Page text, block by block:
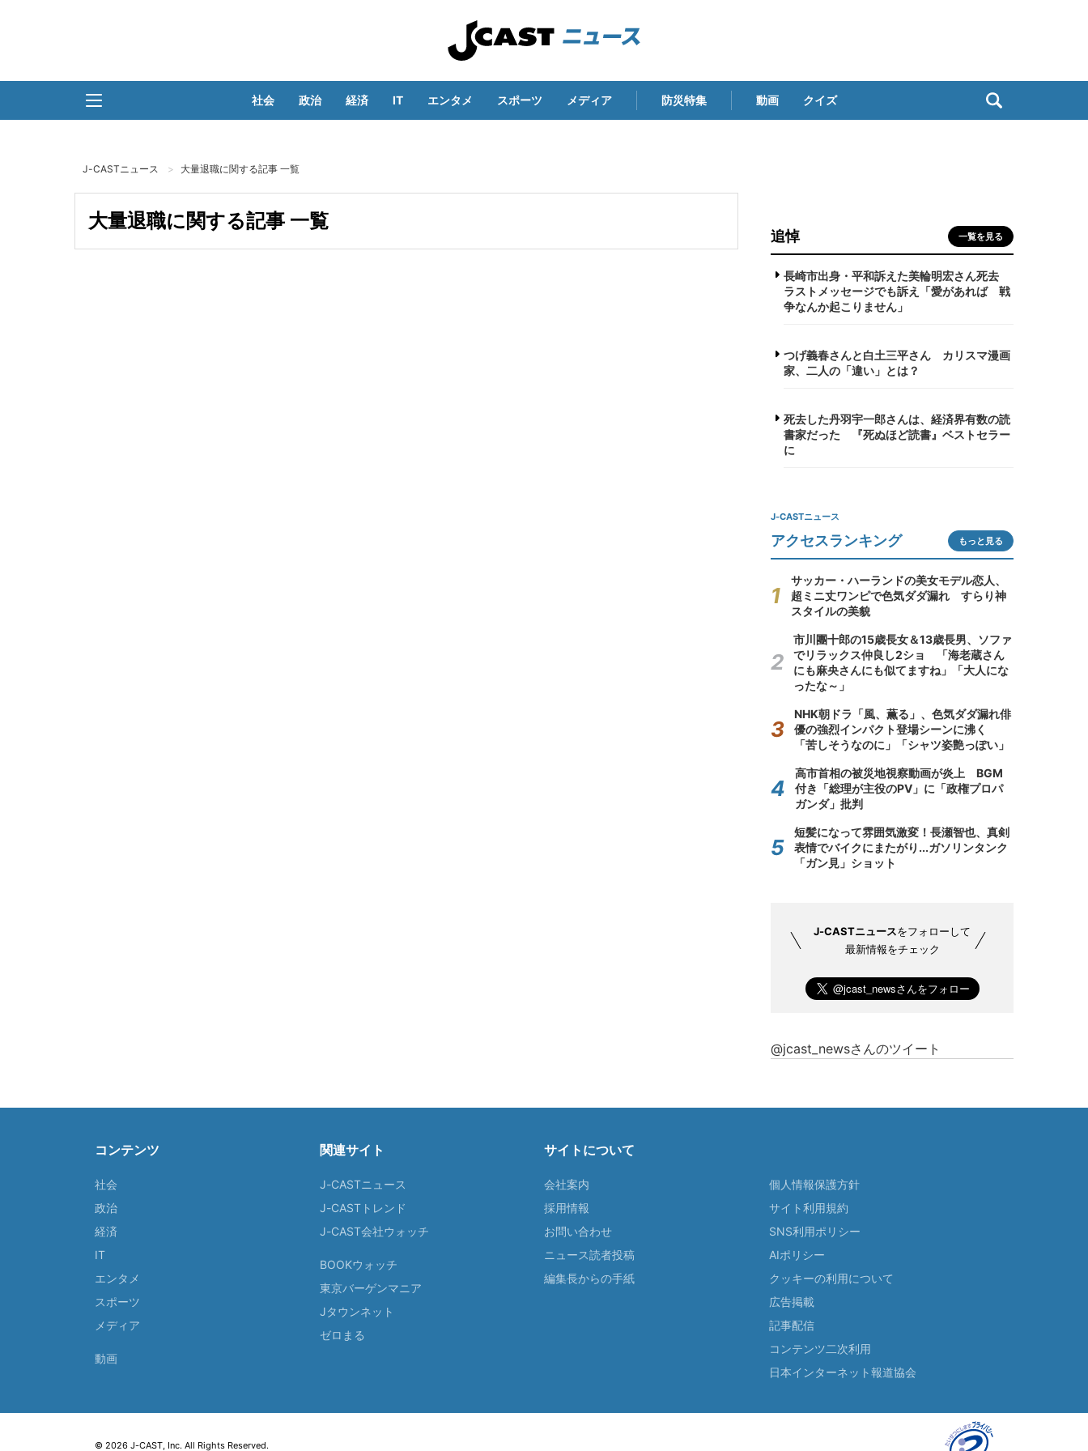
社会 政治 経済 IT エンタメ スポーツ メディア 防災特集 動画 クイズ
J-CASTニュース 大量退職に関する記事 一覧
大量退職に関する記事 一覧
追悼 一覧を見る
長崎市出身・平和訴えた美輪明宏さん死去
ラストメッセージでも訴え「愛があれば 戦
争なんか起こりません」
つげ義春さんと白土三平さん カリスマ漫画
家、二人の「違い」とは？
死去した丹羽宇一郎さんは、経済界有数の読
書家だった 『死ぬほど読書』ベストセラー
に
J-CASTニュース
アクセスランキング もっと見る
サッカー・ハーランドの美女モデル恋人、
超ミニ丈ワンピで色気ダダ漏れ すらり神
スタイルの美貌
市川團十郎の15歳長女＆13歳長男、ソファ
でリラックス仲良し2ショ 「海老蔵さん
にも麻央さんにも似てますね」「大人にな
ったな～」
NHK朝ドラ「風、薫る」、色気ダダ漏れ俳
優の強烈インパクト登場シーンに沸く
「苦しそうなのに」「シャツ姿艶っぽい」
高市首相の被災地視察動画が炎上 BGM
付き「総理が主役のPV」に「政権プロパ
ガンダ」批判
短髪になって雰囲気激変！長瀬智也、真剣
表情でバイクにまたがり...ガソリンタンク
「ガン見」ショット
J-CASTニュースをフォローして
最新情報をチェック
@jcast_newsさんのツイート
コンテンツ
社会
政治
経済
IT
エンタメ
スポーツ
メディア
動画
関連サイト
J-CASTニュース
J-CASTトレンド
J-CAST会社ウォッチ
BOOKウォッチ
東京バーゲンマニア
Jタウンネット
ゼロまる
サイトについて
会社案内
採用情報
お問い合わせ
ニュース読者投稿
編集長からの手紙
個人情報保護方針
サイト利用規約
SNS利用ポリシー
AIポリシー
クッキーの利用について
広告掲載
記事配信
コンテンツ二次利用
日本インターネット報道協会
© 2026 J-CAST, Inc. All Rights Reserved.